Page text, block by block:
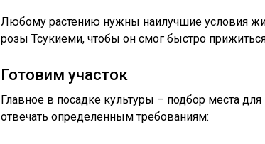
Любому растению нужны наилучшие условия
розы Тсукиеми, чтобы он смог быстро
Готовим участок
Главное в посадке культуры – подбор места
отвечать определенным требованиям: